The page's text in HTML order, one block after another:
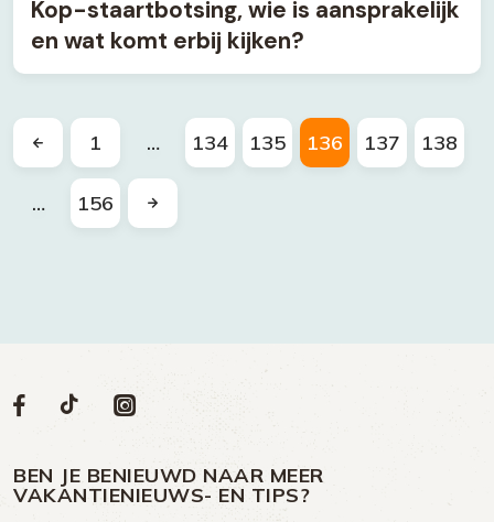
Kop-staartbotsing, wie is aansprakelijk
en wat komt erbij kijken?
1 … 134 135 136 137 138
… 156
Volg
op
Social
Volg
op
Facebook
Volg
op
TikTok
Volg
op
Instagram
BEN JE BENIEUWD NAAR MEER
VAKANTIENIEUWS- EN TIPS?